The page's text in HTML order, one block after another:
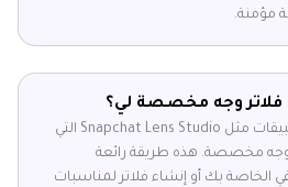
مؤمنة.
فلاتر وجه مخصصة لي؟
نعم، هناك بعض التطبيقات مثل Snapchat Lens Studio التي
وجه مخصصة. هذه طريقة رائعة
بك أو إنشاء فلاتر لمناسبات